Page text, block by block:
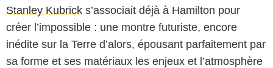
Stanley Kubrick s’associait déjà à Hamilton pour
créer l’impossible : une montre futuriste, encore
inédite sur la Terre d’alors, épousant parfaitement par
sa forme et ses matériaux les enjeux et l’atmosphère